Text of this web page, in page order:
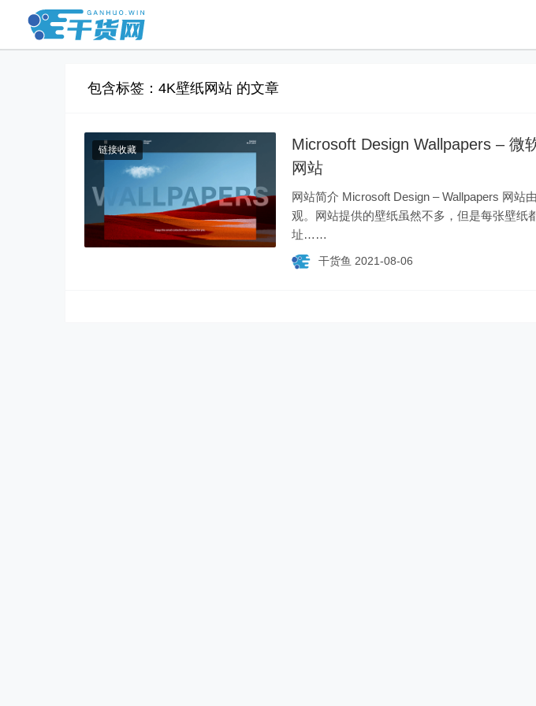
包含标签：4K壁纸网站 的文章
链接收藏
Microsoft Design Wallpapers – 微
网站
网站简介 Microsoft Design – Wallpapers 网站
观。网站提供的壁纸虽然不多，但是每张壁纸都是
址……
干货鱼 2021-08-06